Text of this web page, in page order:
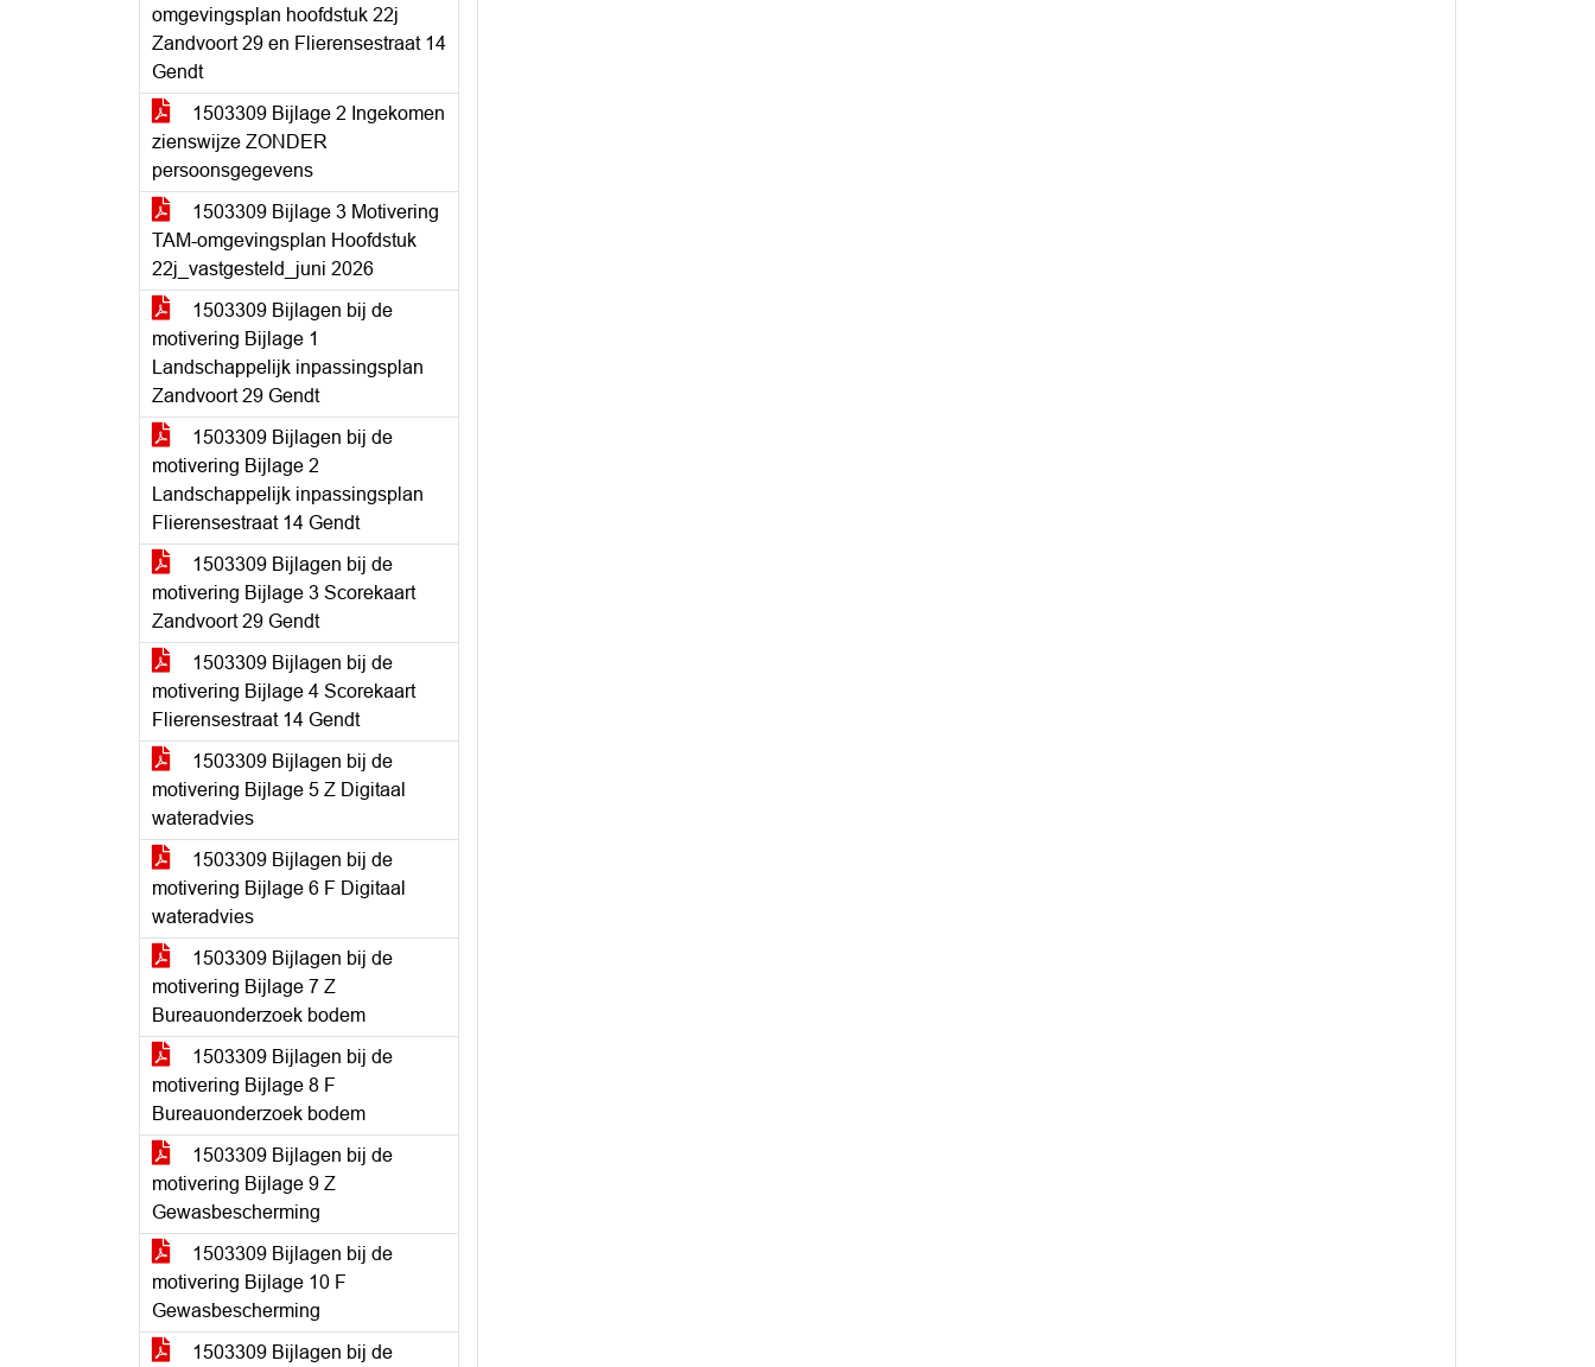
omgevingsplan hoofdstuk 22j
Zandvoort 29 en Flierensestraat 14
Gendt
1503309 Bijlage 2 Ingekomen
zienswijze ZONDER
persoonsgegevens
1503309 Bijlage 3 Motivering
TAM-omgevingsplan Hoofdstuk
22j_vastgesteld_juni 2026
1503309 Bijlagen bij de
motivering Bijlage 1
Landschappelijk inpassingsplan
Zandvoort 29 Gendt
1503309 Bijlagen bij de
motivering Bijlage 2
Landschappelijk inpassingsplan
Flierensestraat 14 Gendt
1503309 Bijlagen bij de
motivering Bijlage 3 Scorekaart
Zandvoort 29 Gendt
1503309 Bijlagen bij de
motivering Bijlage 4 Scorekaart
Flierensestraat 14 Gendt
1503309 Bijlagen bij de
motivering Bijlage 5 Z Digitaal
wateradvies
1503309 Bijlagen bij de
motivering Bijlage 6 F Digitaal
wateradvies
1503309 Bijlagen bij de
motivering Bijlage 7 Z
Bureauonderzoek bodem
1503309 Bijlagen bij de
motivering Bijlage 8 F
Bureauonderzoek bodem
1503309 Bijlagen bij de
motivering Bijlage 9 Z
Gewasbescherming
1503309 Bijlagen bij de
motivering Bijlage 10 F
Gewasbescherming
1503309 Bijlagen bij de